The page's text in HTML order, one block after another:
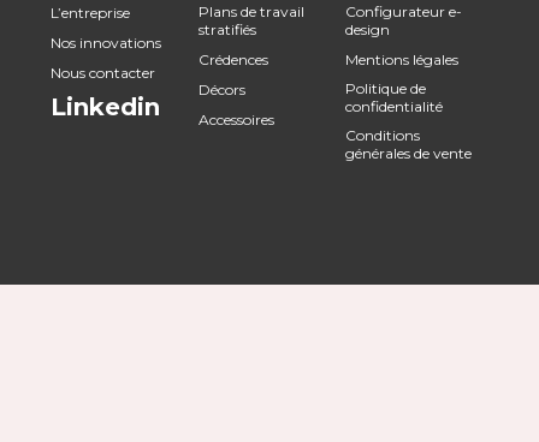
L’entreprise
Nos innovations
Nous contacter
Linkedin
Plans de travail
stratifiés
Crédences
Décors
Accessoires
Configurateur e-
design
Mentions légales
Politique de
confidentialité
Conditions
générales de vente